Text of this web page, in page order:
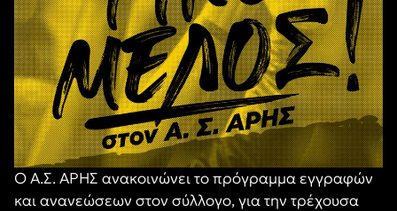
Ο Α.Σ. ΑΡΗΣ ανακοινώνει το πρόγραμμα εγγραφών
και ανανεώσεων στον σύλλογο, για την τρέχουσα